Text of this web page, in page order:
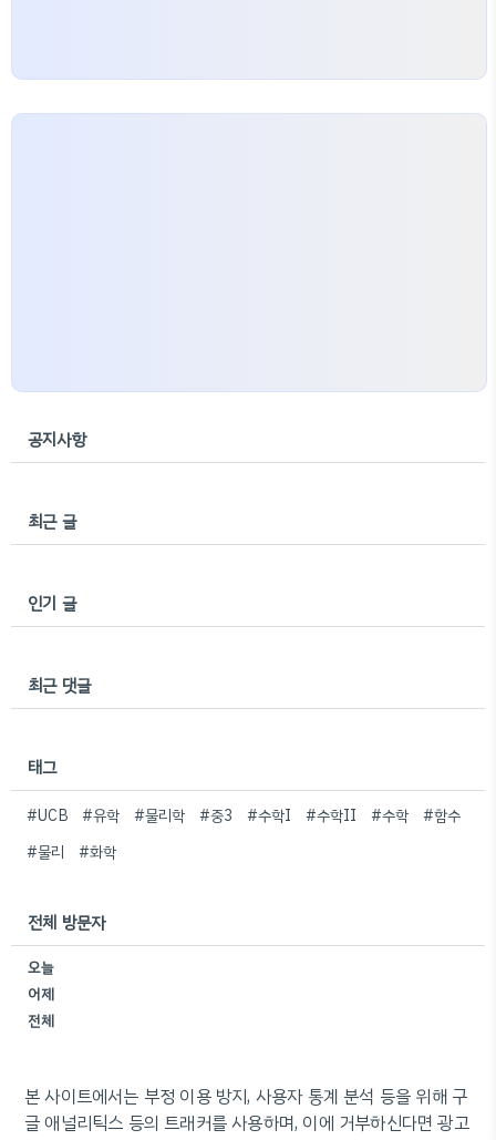
공지사항
최근 글
인기 글
최근 댓글
태그
#UCB #유학 #물리학 #중3 #수학I #수학II #수학
#함수
#물리
#화학
전체 방문자
오늘
어제
전체
본 사이트에서는 부정 이용 방지, 사용자 통계 분석 등을 위해 구
글 애널리틱스 등의 트래커를 사용하며, 이에 거부하신다면 광고